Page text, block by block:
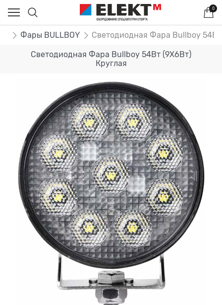
0
Фары BULLBOY Светодиодная Фара Bullboy
Светодиодная Фара Bullboy 54Вт (9Х6Вт)
Круглая